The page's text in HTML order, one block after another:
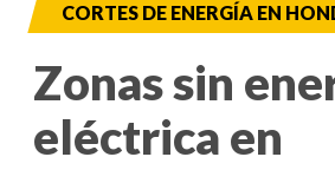
CORTES DE ENERGÍA EN
Zonas sin
eléctrica en